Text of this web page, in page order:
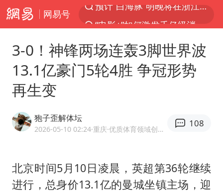
网易号
“电影+”如何激发千亿级消费新活力？
云南一地过火把节意外灼伤16人
台风白海豚实时路径
女子被狗舔脚确诊三级暴露 医生回应
考生称遭第二名花钱劝退 当地再通报
2名小孩玩手机低头幅度近乎折叠
3-0！神锋两场连轰3脚世界波
13.1亿豪门5轮4胜 争冠形势
再生变
狍子歪解体坛
2026-05-10 02:24·重庆 ·优质体育领域创作者
108
北京时间5月10日凌晨，英超第36轮继续
进行，总身价13.1亿的曼城坐镇主场，迎